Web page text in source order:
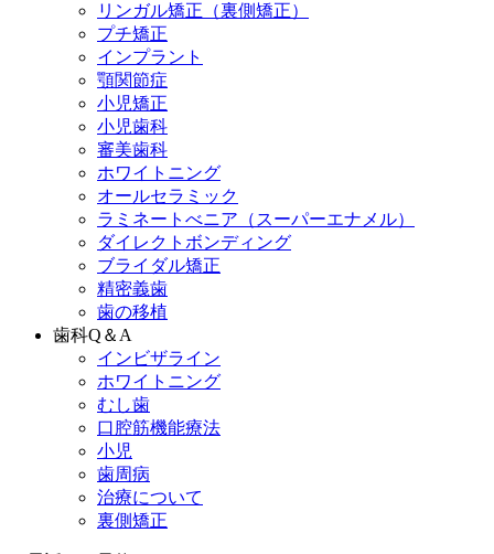
リンガル矯正（裏側矯正）
プチ矯正
インプラント
顎関節症
小児矯正
小児歯科
審美歯科
ホワイトニング
オールセラミック
ラミネートべニア （スーパーエナメル）
ダイレクトボンディング
ブライダル矯正
精密義歯
歯の移植
歯科Q＆A
インビザライン
ホワイトニング
むし歯
口腔筋機能療法
小児
歯周病
治療について
裏側矯正